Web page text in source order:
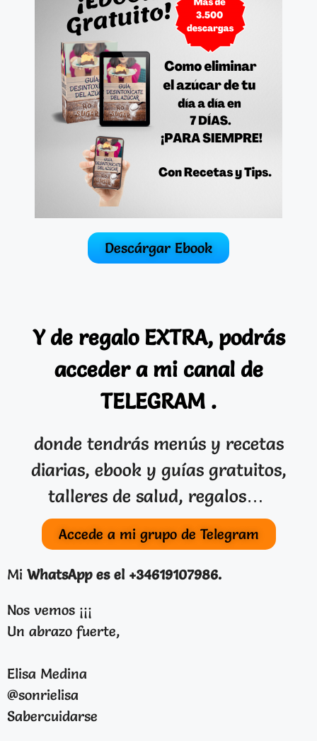
Descárgar Ebook
Y de regalo EXTRA, podrás
acceder a mi canal de
TELEGRAM .
donde tendrás menús y recetas
diarias, ebook y guías gratuitos,
talleres de salud, regalos…
Accede a mi grupo de Telegram
Mi WhatsApp es el +34619107986.
Nos vemos ¡¡¡
Un abrazo fuerte,
Elisa Medina
@sonrielisa
Sabercuidarse